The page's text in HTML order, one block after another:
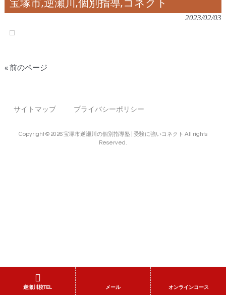
宝塚市,逆瀬川,個別指導,コネクト
2023/02/03
« 前のページ
サイトマップ プライバシーポリシー
Copyright © 2026 宝塚市逆瀬川の個別指導塾 | 受験に強いコネクト All rights
Reserved.
逆瀬川校TEL メール オンラインコース